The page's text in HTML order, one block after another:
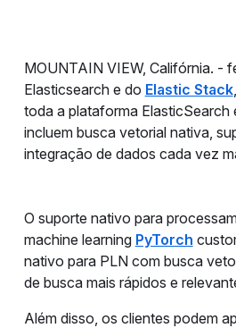
MOUNTAIN VIEW, Califórnia. -
Elasticsearch e do Elastic Stack
toda a plataforma ElasticSearch
incluem busca vetorial nativa,
integração de dados cada vez
O suporte nativo para
machine learning PyTorch
nativo para PLN com busca
de busca mais rápidos e
Além disso, os clientes podem